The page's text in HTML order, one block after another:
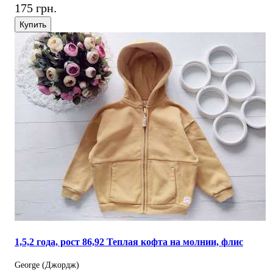
175 грн.
Купить
1,5,2 года, рост 86,92 Теплая кофта на молнии, флис
George (Джордж)